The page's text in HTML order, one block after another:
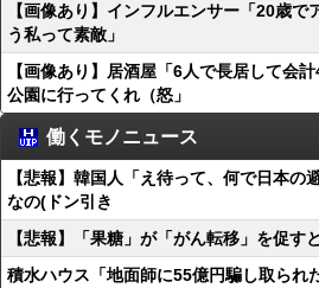
【画像あり】インフルエンサー「20歳
う私って素敵」
【画像あり】居酒屋「6人で長居して会
公園に行ってくれ（怒」
働くモノニュース
【悲報】韓国人「え待って、何で日本の
なの(ドン引き
【悲報】「果糖」が「がん転移」を促す
積水ハウス「地面師に55億円騙し取ら